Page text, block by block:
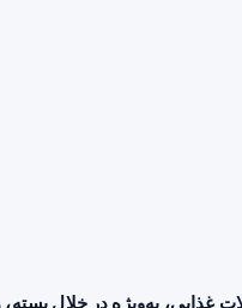
غذایی، به‌ویژه در خلال پسته،